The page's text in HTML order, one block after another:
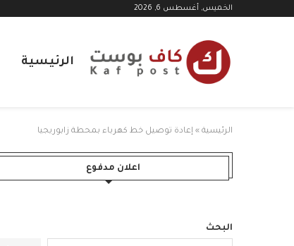
الخميس, أغسطس 6, 2026
الرئيسية
الرئيسية » إعادة توصيل خط كهرباء بمحطة زابوريجيا
اعلان مدفوع
البحث